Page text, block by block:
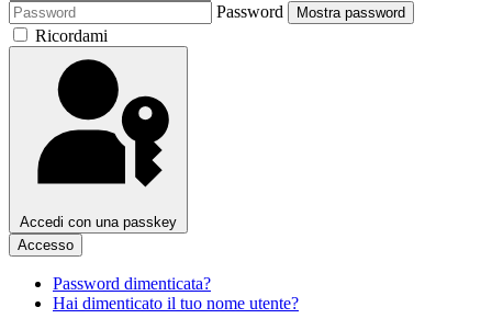
Password
Mostra password
Ricordami
Accedi con una passkey
Accesso
Password dimenticata?
Hai dimenticato il tuo nome utente?